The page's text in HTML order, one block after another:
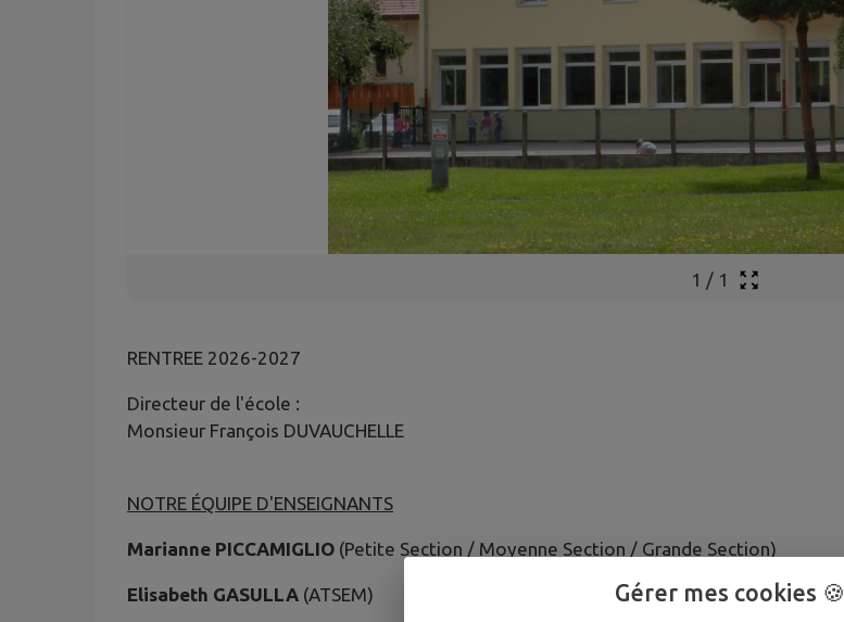
1 / 1
RENTREE 2026-2027
Directeur de l'école :
Monsieur François DUVAUCHELLE
NOTRE ÉQUIPE D'ENSEIGNANTS
Marianne PICCAMIGLIO (Petite Section / Moyenne Section / Grande Section)
Elisabeth GASULLA (ATSEM) Gérer mes cookies 🍪